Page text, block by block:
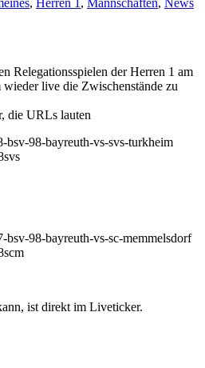
Relegationsspielen der Herren 1 am
live die Zwischenstände zu
die URLs lauten
bsv-98-bayreuth-vs-svs-turkheim
bsv-98-bayreuth-vs-sc-memmelsdorf
ist direkt im Liveticker.